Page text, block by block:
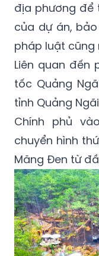
địa phương để
của dự án,
pháp luật cũng
Liên quan đến
tốc Quảng
tỉnh Quảng
Chính phủ
chuyển hình
Măng Đen từ